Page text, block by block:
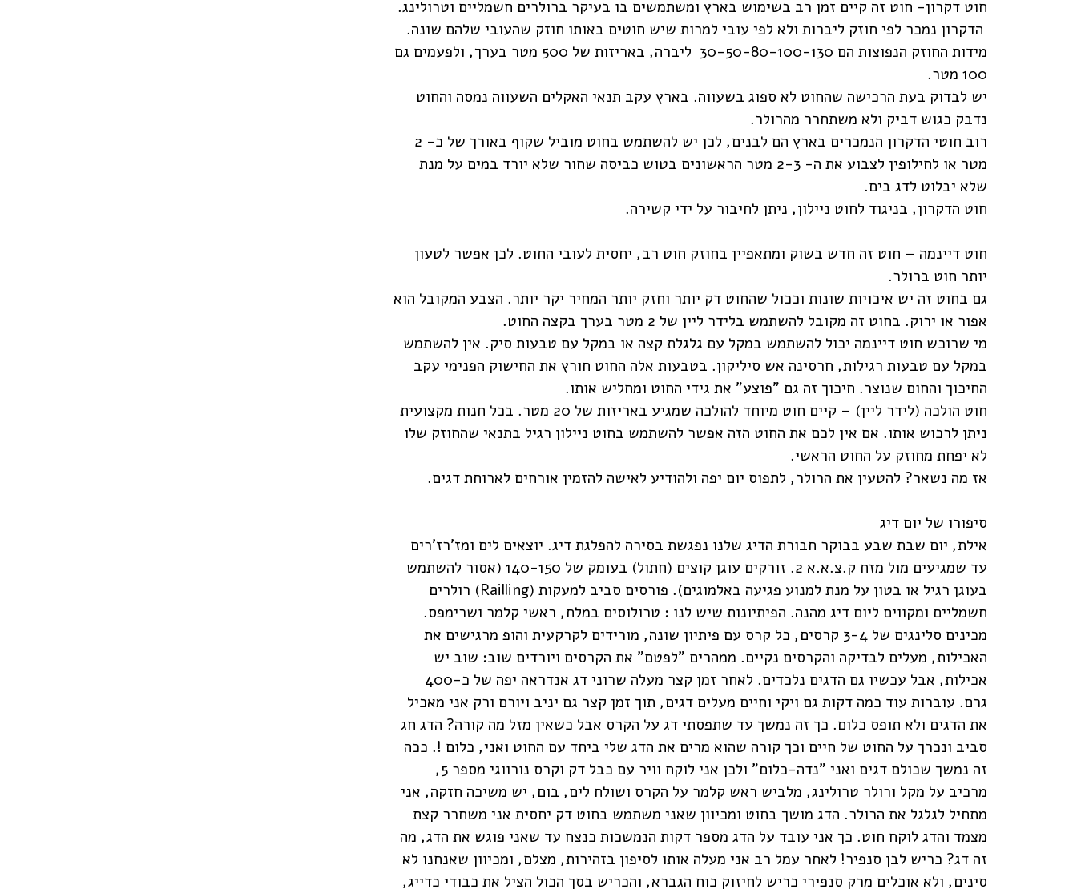
חוט דקרון- חוט זה קיים זמן רב בשימוש בארץ ומשתמשים בו בעיקר ברולרים חשמליים וטרולינג.
הדקרון נמכר לפי חוזק ליברות ולא לפי עובי למרות שיש חוטים באותו חוזק שהעובי שלהם שונה.
מידות החוזק הנפוצות הם 30-50-80-100-130 ליברה, באריזות של 500 מטר בערך, ולפעמים גם
100 מטר.
יש לבדוק בעת הרכישה שהחוט לא ספוג בשעווה. בארץ עקב תנאי האקלים השעווה נמסה והחוט
נדבק כגוש דביק ולא משתחרר מהרולר.
רוב חוטי הדקרון הנמכרים בארץ הם לבנים, לכן יש להשתמש בחוט מוביל שקוף באורך של כ- 2
מטר או לחילופין לצבוע את ה- 2-3 מטר הראשונים בטוש כביסה שחור שלא יורד במים על מנת
שלא יבלוט לדג בים.
חוט הדקרון, בניגוד לחוט ניילון, ניתן לחיבור על ידי קשירה.
חוט דיינמה – חוט זה חדש בשוק ומתאפיין בחוזק חוט רב, יחסית לעובי החוט. לכן אפשר לטעון
יותר חוט ברולר.
גם בחוט זה יש איכויות שונות וככול שהחוט דק יותר וחזק יותר המחיר יקר יותר. הצבע המקובל הוא
אפור או ירוק. בחוט זה מקובל להשתמש בלידר ליין של 2 מטר בערך בקצה החוט.
מי שרוכש חוט דיינמה יכול להשתמש במקל עם גלגלת קצה או במקל עם טבעות סיק. אין להשתמש
במקל עם טבעות רגילות, חרסינה אש סיליקון. בטבעות אלה החוט חורץ את החישוק הפנימי עקב
החיכוך והחום שנוצר. חיכוך זה גם "פוצע" את גידי החוט ומחליש אותו.
חוט הולכה (לידר ליין) – קיים חוט מיוחד להולכה שמגיע באריזות של 20 מטר. בכל חנות מקצועית
ניתן לרכוש אותו. אם אין לכם את החוט הזה אפשר להשתמש בחוט ניילון רגיל בתנאי שהחוזק שלו
לא יפחת מחוזק על החוט הראשי.
אז מה נשאר? להטעין את הרולר, לתפוס יום יפה ולהודיע לאישה להזמין אורחים לארוחת דגים.
סיפורו של יום דיג
אילת, יום שבת שבע בבוקר חבורת הדיג שלנו נפגשת בסירה להפלגת דיג. יוצאים לים ומז'רז'רים
עד שמגיעים מול מזח ק.צ.א.א 2. זורקים עוגן קוצים (חתול) בעומק של 140-150 (אסור להשתמש
בעוגן רגיל או בטון על מנת למנוע פגיעה באלמוגים). פורסים סביב למעקות (Railling) רולרים
חשמליים ומקווים ליום דיג מהנה. הפיתיונות שיש לנו : טרולוסים במלח, ראשי קלמר ושרימפס.
מכינים סלינגים של 3-4 קרסים, כל קרס עם פיתיון שונה, מורידים לקרקעית והופ מרגישים את
האכילות, מעלים לבדיקה והקרסים נקיים. ממהרים "לפטם" את הקרסים ויורדים שוב: שוב יש
אכילות, אבל עכשיו גם הדגים נלכדים. לאחר זמן קצר מעלה שרוני דג אנדראה יפה של כ-400
גרם. עוברות עוד כמה דקות גם ויקי וחיים מעלים דגים, תוך זמן קצר גם יניב ויורם ורק אני מאכיל
את הדגים ולא תופס כלום. כך זה נמשך עד שתפסתי דג על הקרס אבל כשאין מזל מה קורה? הדג חג
סביב ונכרך על החוט של חיים וכך קורה שהוא מרים את הדג שלי ביחד עם החוט ואני, כלום !. ככה
זה נמשך שכולם דגים ואני "נדה-כלום" ולכן אני לוקח וויר עם כבל דק וקרס נורווגי מספר 5,
מרכיב על מקל ורולר טרולינג, מלביש ראש קלמר על הקרס ושולח לים, בום, יש משיכה חזקה, אני
מתחיל לגלגל את הרולר. הדג מושך בחוט ומכיוון שאני משתמש בחוט דק יחסית אני משחרר קצת
מצמד והדג לוקח חוט. כך אני עובד על הדג מספר דקות הנמשכות כנצח עד שאני פוגש את הדג, מה
זה דג? כריש לבן סנפיר! לאחר עמל רב אני מעלה אותו לסיפון בזהירות, מצלם, ומכיוון שאנחנו לא
סינים, ולא אוכלים מרק סנפירי כריש לחיזוק כוח הגברא, והכריש בסך הכול הציל את כבודי כדייג,